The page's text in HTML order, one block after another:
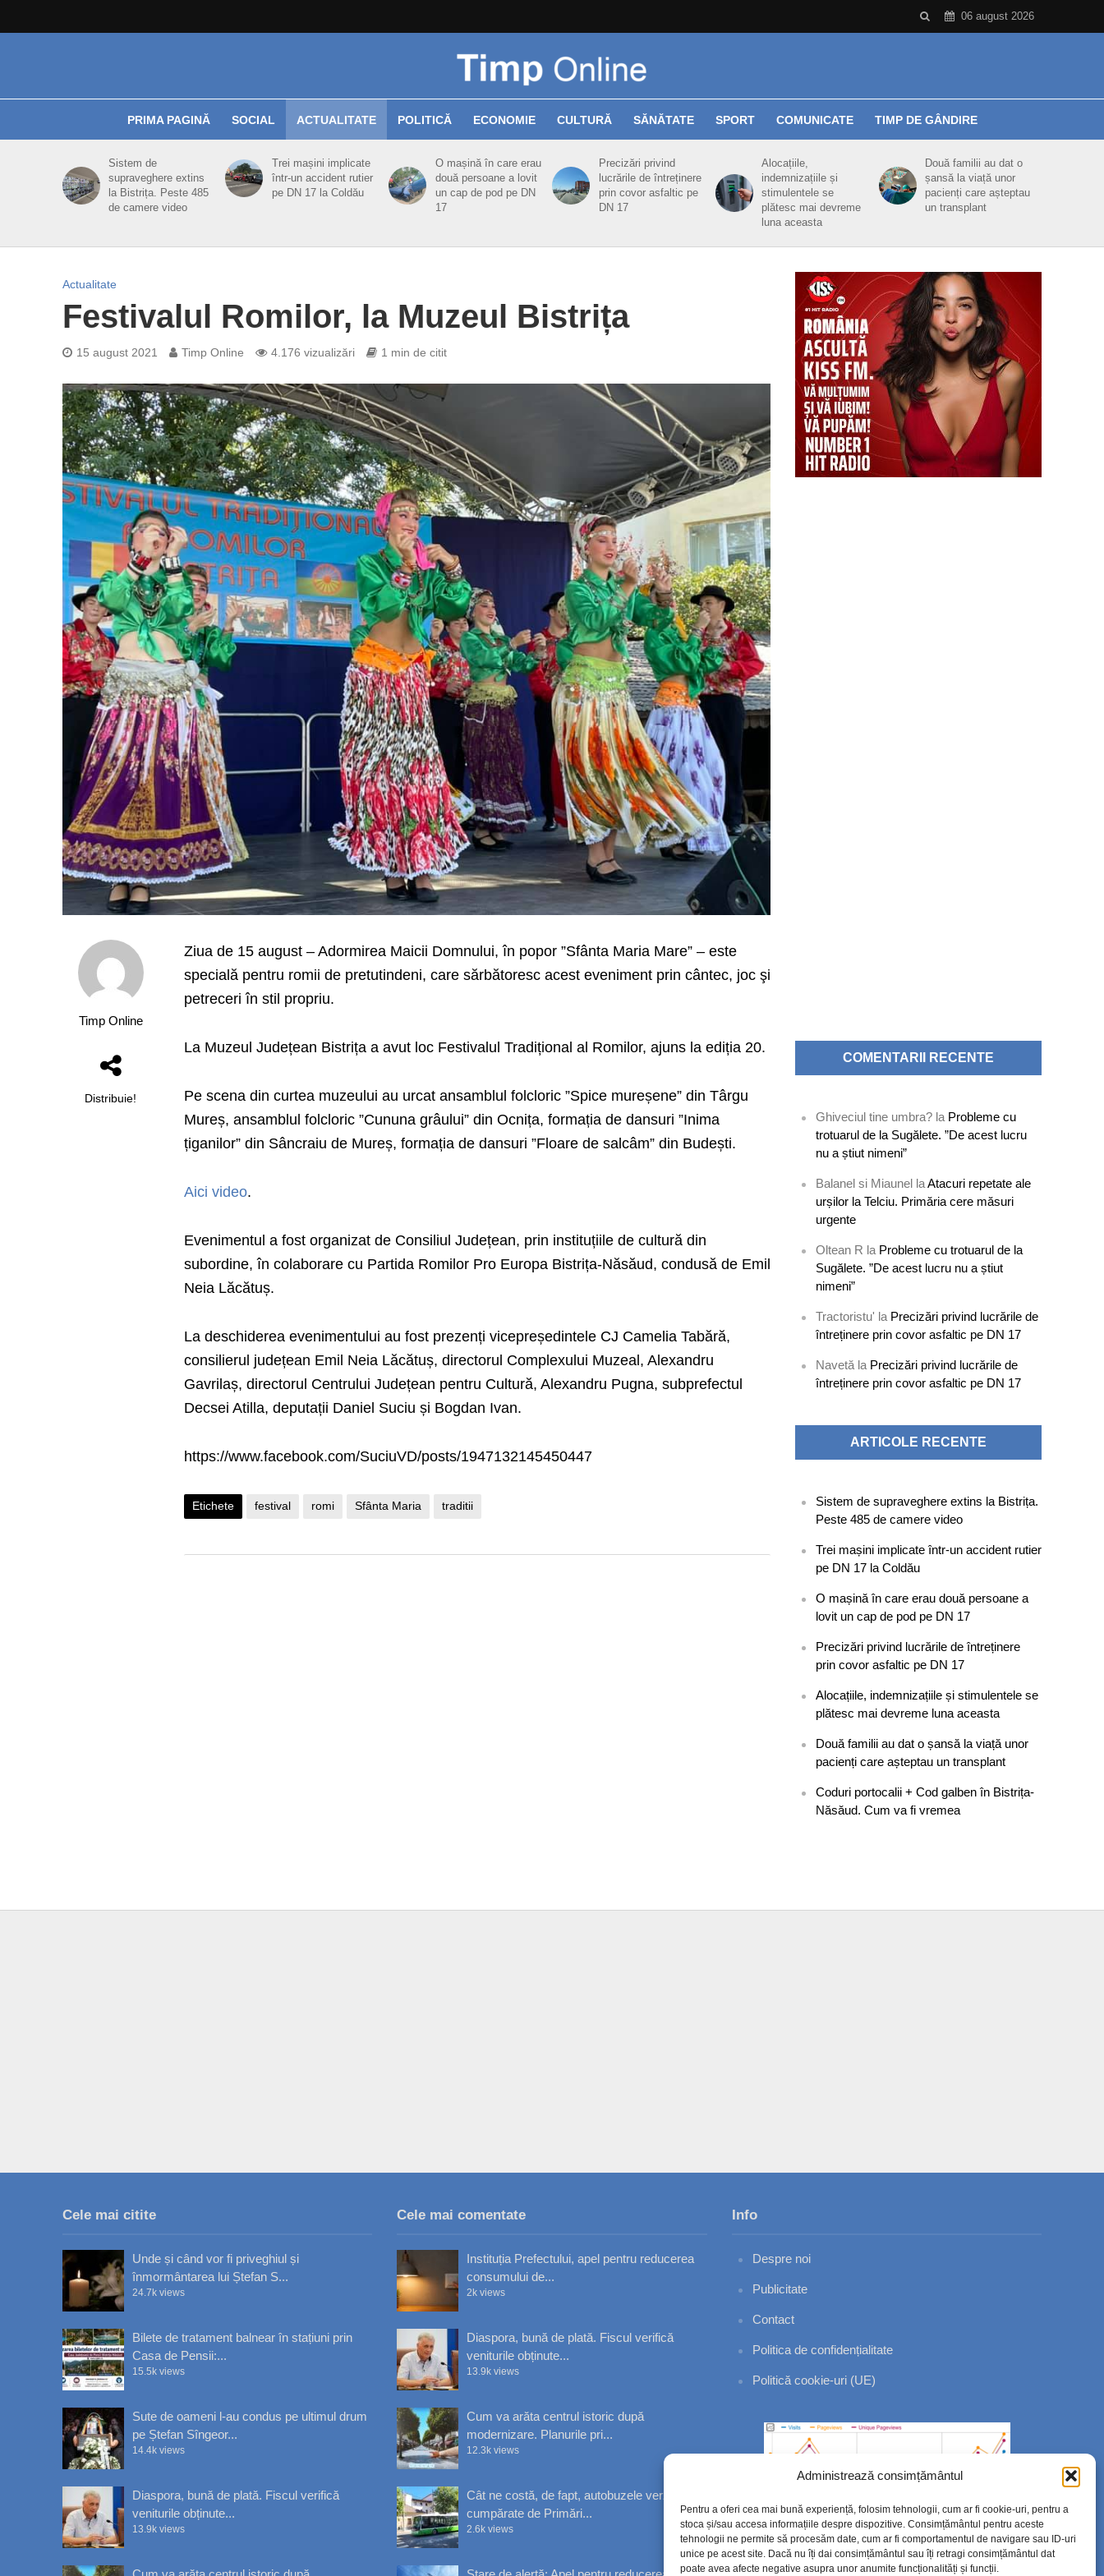
Administrează consimțământul
Pentru a oferi cea mai bună experiență, folosim tehnologii, cum ar fi cookie-uri, pentru a
stoca și/sau accesa informațiile despre dispozitive. Consimțământul pentru aceste
tehnologii ne permite să procesăm date, cum ar fi comportamentul de navigare sau ID-uri
unice pe acest site. Dacă nu îți dai consimțământul sau îți retragi consimțământul dat
poate avea afecte negative asupra unor anumite funcționalități și funcții.
06 august 2026
PRIMA PAGINĂ SOCIAL ACTUALITATE POLITICĂ ECONOMIE CULTURĂ SĂNĂTATE SPORT COMUNICATE TIMP DE GÂNDIRE
Sistem de
supraveghere extins
la Bistrița. Peste 485
de camere video
Trei mașini implicate
într-un accident rutier
pe DN 17 la Coldău
O mașină în care erau
două persoane a lovit
un cap de pod pe DN
17
Precizări privind
lucrările de întreținere
prin covor asfaltic pe
DN 17
Alocațiile,
indemnizațiile și
stimulentele se
plătesc mai devreme
luna aceasta
Două familii au dat o
șansă la viață unor
pacienți care așteptau
un transplant
Actualitate
Festivalul Romilor, la Muzeul Bistrița
15 august 2021 Timp Online 4.176 vizualizări 1 min de citit
Timp Online
Distribuie!
Ziua de 15 august – Adormirea Maicii Domnului, în popor ”Sfânta Maria Mare” – este
specială pentru romii de pretutindeni, care sărbătoresc acest eveniment prin cântec, joc şi
petreceri în stil propriu.
La Muzeul Județean Bistrița a avut loc Festivalul Tradițional al Romilor, ajuns la ediția 20.
Pe scena din curtea muzeului au urcat ansamblul folcloric ”Spice mureșene” din Târgu
Mureș, ansamblul folcloric ”Cununa grâului” din Ocnița, formația de dansuri ”Inima
țiganilor” din Sâncraiu de Mureș, formația de dansuri ”Floare de salcâm” din Budești.
Aici video.
Evenimentul a fost organizat de Consiliul Județean, prin instituțiile de cultură din
subordine, în colaborare cu Partida Romilor Pro Europa Bistrița-Năsăud, condusă de Emil
Neia Lăcătuș.
La deschiderea evenimentului au fost prezenți vicepreședintele CJ Camelia Tabără,
consilierul județean Emil Neia Lăcătuș, directorul Complexului Muzeal, Alexandru
Gavrilaș, directorul Centrului Județean pentru Cultură, Alexandru Pugna, subprefectul
Decsei Atilla, deputații Daniel Suciu și Bogdan Ivan.
https://www.facebook.com/SuciuVD/posts/1947132145450447
Etichete festival romi Sfânta Maria traditii
COMENTARII RECENTE
Ghiveciul tine umbra? la Probleme cu
trotuarul de la Sugălete. ”De acest lucru
nu a știut nimeni”
Balanel si Miaunel laAtacuri repetate ale
urșilor la Telciu. Primăria cere măsuri
urgente
Oltean R la Probleme cu trotuarul de la
Sugălete. ”De acest lucru nu a știut
nimeni”
Tractoristu' la Precizări privind lucrările de
întreținere prin covor asfaltic pe DN 17
Navetă la Precizări privind lucrările de
întreținere prin covor asfaltic pe DN 17
ARTICOLE RECENTE
Sistem de supraveghere extins la Bistrița.
Peste 485 de camere video
Trei mașini implicate într-un accident rutier
pe DN 17 la Coldău
O mașină în care erau două persoane a
lovit un cap de pod pe DN 17
Precizări privind lucrările de întreținere
prin covor asfaltic pe DN 17
Alocațiile, indemnizațiile și stimulentele se
plătesc mai devreme luna aceasta
Două familii au dat o șansă la viață unor
pacienți care așteptau un transplant
Coduri portocalii + Cod galben în Bistrița-
Năsăud. Cum va fi vremea
Cele mai citite
Unde și când vor fi priveghiul și
înmormântarea lui Ștefan S...
24.7k views
Bilete de tratament balnear în stațiuni prin
Casa de Pensii:...
15.5k views
Sute de oameni l-au condus pe ultimul drum
pe Ștefan Sîngeor...
14.4k views
Diaspora, bună de plată. Fiscul verifică
veniturile obținute...
13.9k views
Cele mai comentate
Instituția Prefectului, apel pentru reducerea
consumului de...
2k views
Diaspora, bună de plată. Fiscul verifică
veniturile obținute...
13.9k views
Cum va arăta centrul istoric după
modernizare. Planurile pri...
12.3k views
Cât ne costă, de fapt, autobuzele verzi
cumpărate de Primări...
2.6k views
Info
Despre noi
Publicitate
Contact
Politica de confidențialitate
Politică cookie-uri (UE)